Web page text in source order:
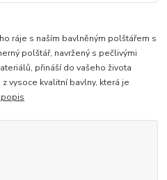
ráje s naším bavlněným polštářem s
polštář, navržený s pečlivými
přináší do vašeho života
vysoce kvalitní bavlny, která je